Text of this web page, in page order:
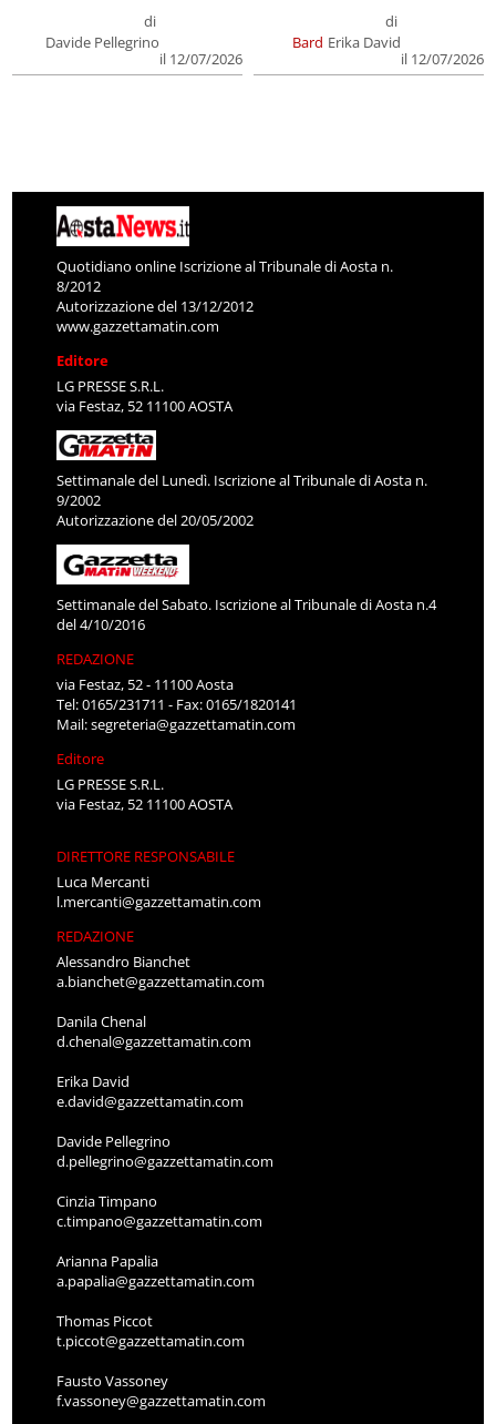
di
Davide Pellegrino
il 12/07/2026
Bard
di
Erika David
il 12/07/2026
Quotidiano online Iscrizione al Tribunale di Aosta n.
8/2012
Autorizzazione del 13/12/2012
www.gazzettamatin.com
Editore
LG PRESSE S.R.L.
via Festaz, 52 11100 AOSTA
Settimanale del Lunedì. Iscrizione al Tribunale di Aosta n.
9/2002
Autorizzazione del 20/05/2002
Settimanale del Sabato. Iscrizione al Tribunale di Aosta n.4
del 4/10/2016
REDAZIONE
via Festaz, 52 - 11100 Aosta
Tel: 0165/231711 - Fax: 0165/1820141
Mail:segreteria@gazzettamatin.com
Editore
LG PRESSE S.R.L.
via Festaz, 52 11100 AOSTA
DIRETTORE RESPONSABILE
Luca Mercanti
l.mercanti@gazzettamatin.com
REDAZIONE
Alessandro Bianchet
a.bianchet@gazzettamatin.com
Danila Chenal
d.chenal@gazzettamatin.com
Erika David
e.david@gazzettamatin.com
Davide Pellegrino
d.pellegrino@gazzettamatin.com
Cinzia Timpano
c.timpano@gazzettamatin.com
Arianna Papalia
a.papalia@gazzettamatin.com
Thomas Piccot
t.piccot@gazzettamatin.com
Fausto Vassoney
f.vassoney@gazzettamatin.com